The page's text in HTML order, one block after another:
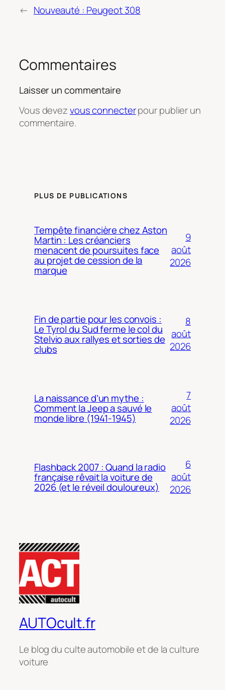
← Nouveauté : Peugeot 308
Commentaires
Laisser un commentaire
Vous devezvous connecterpour publier un
commentaire.
PLUS DE PUBLICATIONS
Tempête financière chez Aston
Martin : Les créanciers
menacent de poursuites face
au projet de cession de la
marque
9
août
2026
Fin de partie pour les convois :
Le Tyrol du Sud ferme le col du
Stelvio aux rallyes et sorties de
clubs
8
août
2026
La naissance d’un mythe :
Comment la Jeep a sauvé le
monde libre (1941-1945)
7
août
2026
Flashback 2007 : Quand la radio
française rêvait la voiture de
2026 (et le réveil douloureux)
6
août
2026
AUTOcult.fr
Le blog du culte automobile et de la culture
voiture